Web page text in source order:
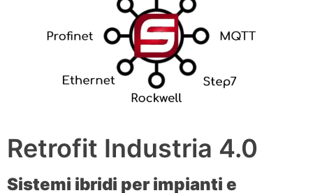
Retrofit Industria 4.0
Sistemi ibridi per impianti e